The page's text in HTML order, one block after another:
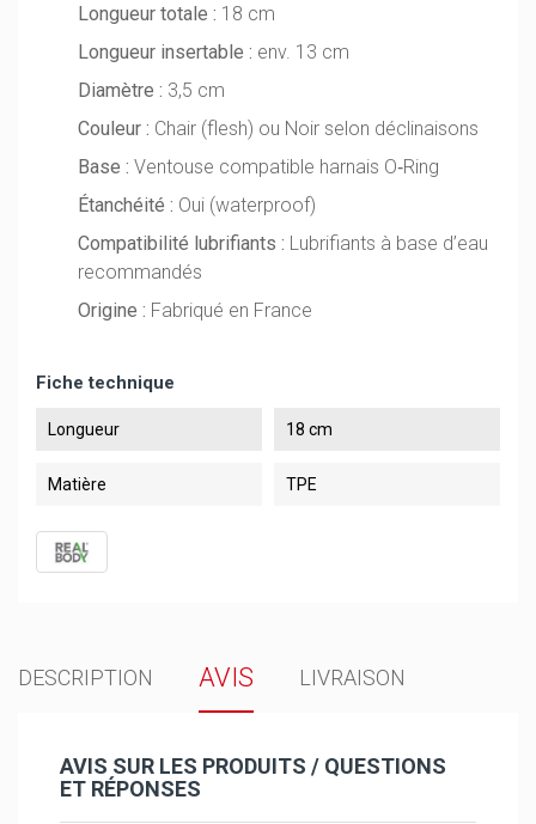
Longueur totale : 18 cm
Longueur insertable : env. 13 cm
Diamètre : 3,5 cm
Couleur : Chair (flesh) ou Noir selon déclinaisons
Base : Ventouse compatible harnais O‑Ring
Étanchéité : Oui (waterproof)
Compatibilité lubrifiants : Lubrifiants à base d’eau
recommandés
Origine : Fabriqué en France
Fiche technique
Longueur 18 cm
Matière TPE
DESCRIPTION AVIS LIVRAISON
AVIS SUR LES PRODUITS / QUESTIONS
ET RÉPONSES